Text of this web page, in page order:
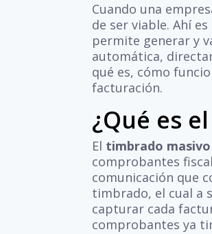
Cuando una
de ser viable. Ahí
permite generar y
automática,
qué es, cómo
facturación.
¿Qué es
El timbrado masivo
comprobantes
comunicación que
timbrado, el cual a
capturar cada
comprobantes ya